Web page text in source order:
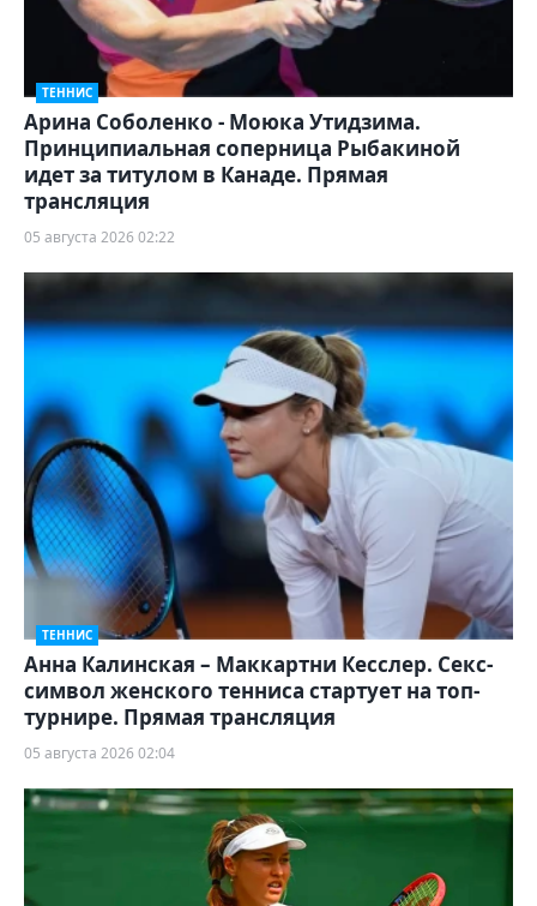
ТЕННИС
Арина Соболенко - Моюка Утидзима.
Принципиальная соперница Рыбакиной
идет за титулом в Канаде. Прямая
трансляция
05 августа 2026 02:22
ТЕННИС
Анна Калинская – Маккартни Кесслер. Секс-
символ женского тенниса стартует на топ-
турнире. Прямая трансляция
05 августа 2026 02:04